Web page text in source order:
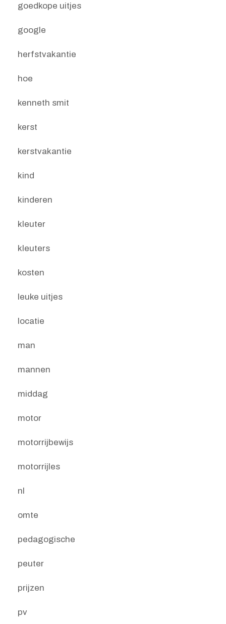
goedkope uitjes
google
herfstvakantie
hoe
kenneth smit
kerst
kerstvakantie
kind
kinderen
kleuter
kleuters
kosten
leuke uitjes
locatie
man
mannen
middag
motor
motorrijbewijs
motorrijles
nl
omte
pedagogische
peuter
prijzen
pv